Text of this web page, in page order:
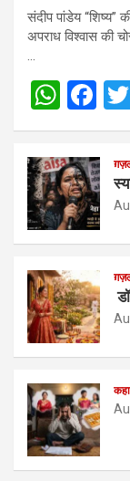
संदीप पांडेय “शिष्य”
अपराध विश्वास की
…
W
h
at
s
A
p
p
F
a
ce
b
o
o
k